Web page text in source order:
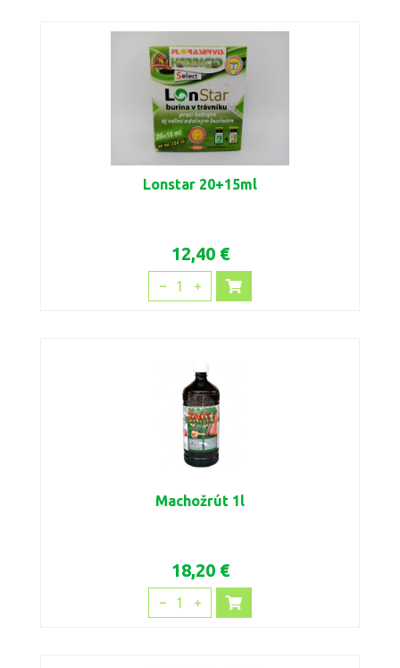
Lonstar 20+15ml
12,40 €
1
Machožrút 1l
18,20 €
1